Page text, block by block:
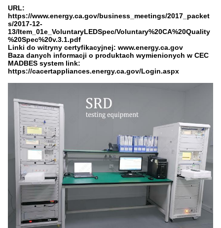
URL:
https://www.energy.ca.gov/business_meetings/2017_packet
s/2017-12-
13/Item_01e_VoluntaryLEDSpec/Voluntary%20CA%20Quality
%20Spec%20v.3.1.pdf
Linki do witryny certyfikacyjnej: www.energy.ca.gov
Baza danych informacji o produktach wymienionych w CEC
MADBES system link:
https://cacertappliances.energy.ca.gov/Login.aspx